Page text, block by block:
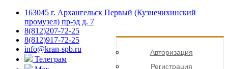
163045 г. Архангельск Первый (Кузнечихинский
промузел) пр-зд д. 7
8(812)207-72-25
8(812)917-72-25
info@kran-spb.ru
Телеграм
Авторизация
Регистрация